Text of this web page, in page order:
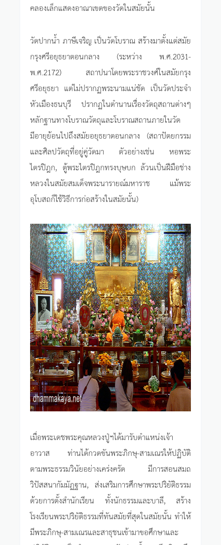
คลองเล็กแสดงอาณาเขตของวัดในสมัยนั้น
วัดปากน้ำ ภาษีเจริญ เป็นวัดโบราณ สร้างมาตั้งแต่สมัย
กรุงศรีอยุธยาตอนกลาง (ระหว่าง พ.ศ.2031-
พ.ศ.2172) สถาปนาโดยพระราชวงศ์ในสมัยกรุง
ศรีอยุธยา แต่ไม่ปรากฏพระนามแน่ชัด เป็นวัดประจำ
หัวเมืองธนบุรี ปรากฏในตำนานเรื่องวัตถุสถานต่างๆ
หลักฐานทางโบราณวัตถุและโบราณสถานภายในวัด
มีอายุย้อนไปถึงสมัยอยุธยาตอนกลาง (สถาปัตยกรรม
และศิลปวัตถุที่อยู่คู่วัดมา ตัวอย่างเช่น หอพระ
ไตรปิฎก, ตู้พระไตรปิฎกทรงบุษบก ล้วนเป็นฝีมือช่าง
หลวงในสมัยสมเด็จพระนารายณ์มหาราช แม้พระ
อุโบสถก็ใช้วิธีการก่อสร้างในสมัยนั้น)
เมื่อพระเดชพระคุณหลวงปู่ฯได้มารับตำแหน่งเจ้า
อาวาส ท่านได้กวดขันพระภิกษุ-สามเณรให้ปฏิบัติ
ตามพระธรรมวินัยอย่างเคร่งครัด มีการสอนสมถ
วิปัสสนากัมมัฏฐาน, ส่งเสริมการศึกษาพระปริยัติธรรม
ด้วยการตั้งสำนักเรียน ทั้งนักธรรมและบาลี, สร้าง
โรงเรียนพระปริยัติธรรมที่ทันสมัยที่สุดในสมัยนั้น ทำให้
มีพระภิกษุ-สามเณรและสาธุชนเข้ามาขอศึกษาและ